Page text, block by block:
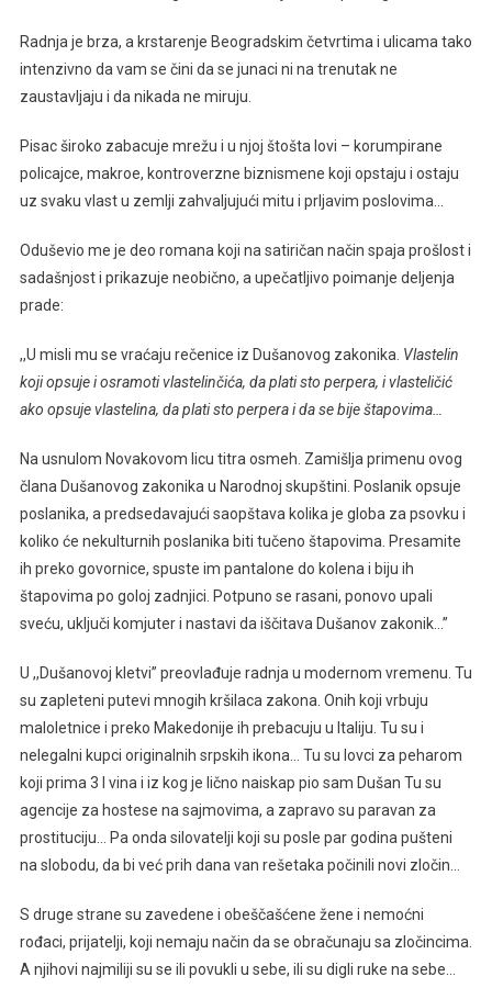
Radnja je brza, a krstarenje Beogradskim četvrtima i ulicama tako
intenzivno da vam se čini da se junaci ni na trenutak ne
zaustavljaju i da nikada ne miruju.
Pisac široko zabacuje mrežu i u njoj štošta lovi – korumpirane
policajce, makroe, kontroverzne biznismene koji opstaju i ostaju
uz svaku vlast u zemlji zahvaljujući mitu i prljavim poslovima…
Oduševio me je deo romana koji na satiričan način spaja prošlost i
sadašnjost i prikazuje neobično, a upečatljivo poimanje deljenja
prade:
,,U misli mu se vraćaju rečenice iz Dušanovog zakonika. Vlastelin
koji opsuje i osramoti vlastelinčića, da plati sto perpera, i vlasteličić
ako opsuje vlastelina, da plati sto perpera i da se bije štapovima…
Na usnulom Novakovom licu titra osmeh. Zamišlja primenu ovog
člana Dušanovog zakonika u Narodnoj skupštini. Poslanik opsuje
poslanika, a predsedavajući saopštava kolika je globa za psovku i
koliko će nekulturnih poslanika biti tučeno štapovima. Presamite
ih preko govornice, spuste im pantalone do kolena i biju ih
štapovima po goloj zadnjici. Potpuno se rasani, ponovo upali
sveću, uključi komjuter i nastavi da iščitava Dušanov zakonik…”
U ,,Dušanovoj kletvi” preovlađuje radnja u modernom vremenu. Tu
su zapleteni putevi mnogih kršilaca zakona. Onih koji vrbuju
maloletnice i preko Makedonije ih prebacuju u Italiju. Tu su i
nelegalni kupci originalnih srpskih ikona… Tu su lovci za peharom
koji prima 3 l vina i iz kog je lično naiskap pio sam Dušan Tu su
agencije za hostese na sajmovima, a zapravo su paravan za
prostituciju… Pa onda silovatelji koji su posle par godina pušteni
na slobodu, da bi već prih dana van rešetaka počinili novi zločin…
S druge strane su zavedene i obeščašćene žene i nemoćni
rođaci, prijatelji, koji nemaju način da se obračunaju sa zločincima.
A njihovi najmiliji su se ili povukli u sebe, ili su digli ruke na sebe…